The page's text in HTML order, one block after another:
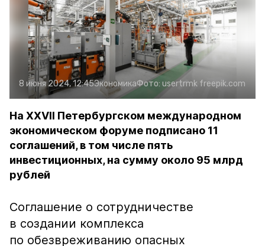
8 июня 2024, 12:45ЭкономикаФото: usertrmk freepik.com
На XXVII Петербургском международном
экономическом форуме подписано 11
соглашений, в том числе пять
инвестиционных, на сумму около 95 млрд
рублей
Соглашение о сотрудничестве
в создании комплекса
по обезвреживанию опасных